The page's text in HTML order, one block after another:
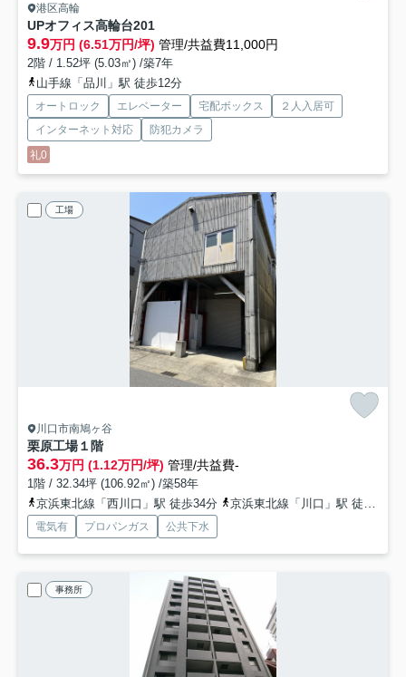
港区高輪
UPオフィス高輪台201
9.9万円 (6.51万円/坪) 管理/共益費11,000円
2階 / 1.52坪 (5.03㎡) /築7年
山手線「品川」駅 徒歩12分
オートロック エレベーター 宅配ボックス
２人入居可
インターネット対応
防犯カメラ
礼0
工場
川口市南鳩ヶ谷
栗原工場１階
36.3万円 (1.12万円/坪) 管理/共益費-
1階 / 32.34坪 (106.92㎡) /築58年
京浜東北線「西川口」駅 徒歩34分
京浜東北線「川口」駅 徒歩41分
電気有 プロパンガス 公共下水
事務所